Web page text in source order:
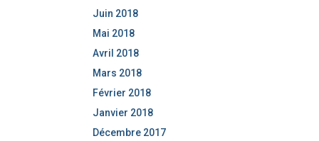
Juin 2018
Mai 2018
Avril 2018
Mars 2018
Février 2018
Janvier 2018
Décembre 2017